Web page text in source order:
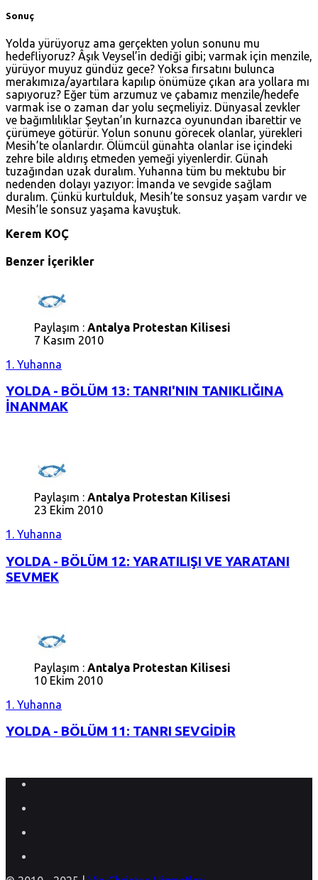
Sonuç
Yolda yürüyoruz ama gerçekten yolun sonunu mu
hedefliyoruz? Âşık Veysel’in dediği gibi; varmak için menzile,
yürüyor muyuz gündüz gece? Yoksa fırsatını bulunca
merakımıza/ayartılara kapılıp önümüze çıkan ara yollara mı
sapıyoruz? Eğer tüm arzumuz ve çabamız menzile/hedefe
varmak ise o zaman dar yolu seçmeliyiz. Dünyasal zevkler
ve bağımlılıklar Şeytan’ın kurnazca oyunundan ibarettir ve
çürümeye götürür. Yolun sonunu görecek olanlar, yürekleri
Mesih’te olanlardır. Ölümcül günahta olanlar ise içindeki
zehre bile aldırış etmeden yemeği yiyenlerdir. Günah
tuzağından uzak duralım. Yuhanna tüm bu mektubu bir
nedenden dolayı yazıyor: İmanda ve sevgide sağlam
duralım. Çünkü kurtulduk, Mesih’te sonsuz yaşam vardır ve
Mesih’le sonsuz yaşama kavuştuk.
Kerem KOÇ
Benzer İçerikler
Paylaşım : Antalya Protestan Kilisesi
7 Kasım 2010
1. Yuhanna
YOLDA - BÖLÜM 13: TANRI'NIN TANIKLIĞINA
İNANMAK
Paylaşım : Antalya Protestan Kilisesi
23 Ekim 2010
1. Yuhanna
YOLDA - BÖLÜM 12: YARATILIŞI VE YARATANI
SEVMEK
Paylaşım : Antalya Protestan Kilisesi
10 Ekim 2010
1. Yuhanna
YOLDA - BÖLÜM 11: TANRI SEVGİDİR